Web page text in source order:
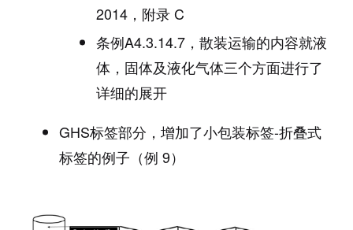
2014，附录 C
条例A4.3.14.7，散装运输的内容就液
体，固体及液化气体三个方面进行了
详细的展开
GHS标签部分，增加了小包装标签-折叠式
标签的例子（例 9）